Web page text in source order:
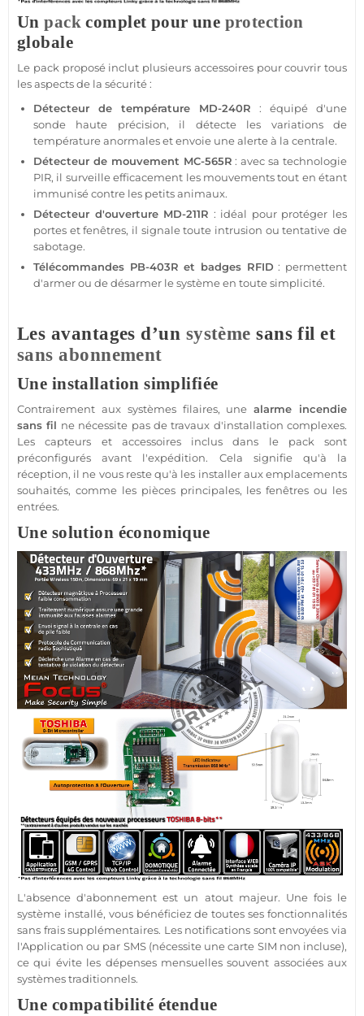
Unpackcomplet pour une protection
globale
Le packproposé inclut plusieurs accessoirespour couvrir tous
les aspects de la sécurité:
Détecteur de température MD-240R : équipé d'une
sonde haute précision, il détecte les variations de
températureanormales et envoie une alerte à la centrale.
Détecteur de mouvement MC-565R : avec sa technologie
PIR, il surveille efficacement les mouvements tout en étant
immunisé contre les petits animaux.
Détecteur d'ouverture MD-211R : idéal pour protéger les
portes et fenêtres, il signale toute intrusion ou tentative de
sabotage.
Télécommandes PB-403R et badges RFID : permettent
d'armer ou de désarmer lesystèmeen toute simplicité.
Les avantages d’un système sans fil et
sans abonnement
Une installation simplifiée
Contrairement aux systèmes filaires, unealarme incendie
sans fil ne nécessite pas de travaux d'installation complexes.
Les capteurs et accessoiresinclus dans le packsont
préconfigurés avant l'expédition. Cela signifie qu'à la
réception, il ne vous reste qu'à les installer aux emplacements
souhaités, comme les pièces principales, les fenêtres ou les
entrées.
Une solution économique
L'absence d'abonnement est un atout majeur. Une fois le
système installé, vous bénéficiez de toutes ses fonctionnalités
sans frais supplémentaires. Les notifications sont envoyées via
l'Application ou par SMS (nécessite unecarte SIM non incluse),
ce qui évite les dépenses mensuelles souvent associées aux
systèmes traditionnels.
Une compatibilité étendue